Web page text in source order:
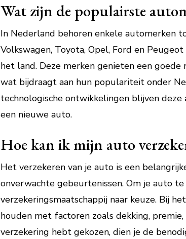
Wat zijn de populairste
In Nederland behoren enkele automerken
Volkswagen, Toyota, Opel, Ford en
het land. Deze merken genieten een
wat bijdraagt aan hun populariteit onder
technologische ontwikkelingen blijven
een nieuwe auto.
Hoe kan ik mijn auto
Het verzekeren van je auto is een
onverwachte gebeurtenissen. Om je auto
verzekeringsmaatschappij naar keuze. Bij
houden met factoren zoals dekking,
verzekering hebt gekozen, dien je de